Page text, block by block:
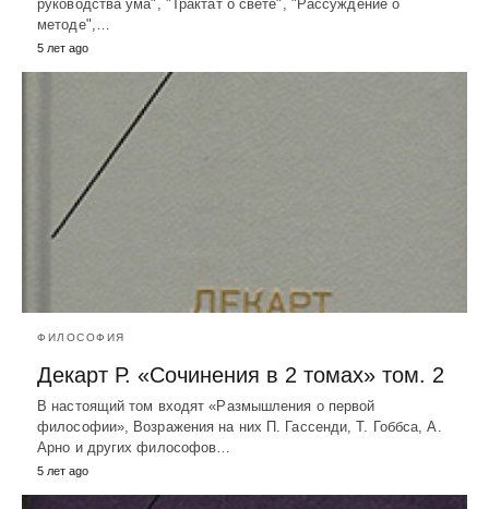
руководства ума", "Трактат о свете", "Рассуждение о
методе",…
5 лет ago
ФИЛОСОФИЯ
Декарт Р. «Сочинения в 2 томах» том. 2
В настоящий том входят «Размышления о первой
философии», Возражения на них П. Гассенди, Т. Гоббса, А.
Арно и других философов…
5 лет ago